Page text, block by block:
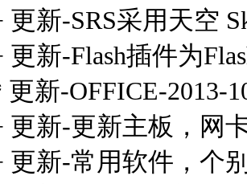
更新-SRS采用天空
更新-Flash插件为
更新-OFFICE-2013-
更新-更新主板，网
更新-常用软件，个